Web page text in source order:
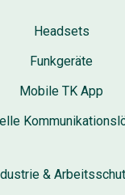
Headsets
Funkgeräte
Mobile TK App
&